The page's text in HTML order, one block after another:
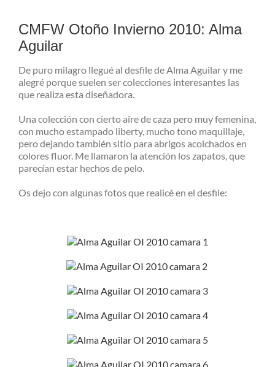
más
grande
CMFW Otoño Invierno 2010: Alma
Aguilar
De puro milagro llegué al desfile de Alma Aguilar y me
alegré porque suelen ser colecciones interesantes las
que realiza esta diseñadora.
Una colección con cierto aire de caza pero muy femenina,
con mucho estampado liberty, mucho tono maquillaje,
pero dejando también sitio para abrigos acolchados en
colores fluor. Me llamaron la atención los zapatos, que
parecían estar hechos de pelo.
Os dejo con algunas fotos que realicé en el desfile: